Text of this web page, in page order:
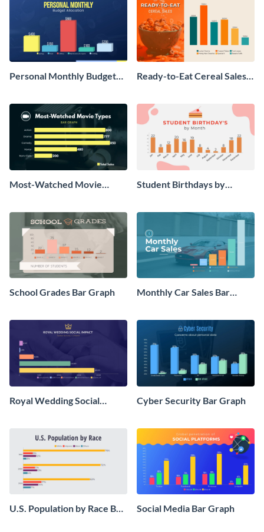
Personal Monthly Budget
Ready-to-Eat Cereal Sales
Most-Watched Movie
Student Birthdays by
School Grades Bar Graph
Monthly Car Sales Bar
Royal Wedding Social
Cyber Security Bar Graph
U.S. Population by Race Bar
Social Media Bar Graph